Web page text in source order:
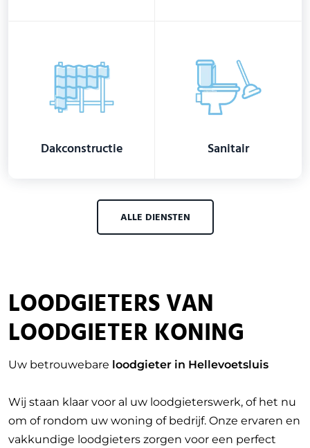
Dakconstructie Sanitair
ALLE DIENSTEN
LOODGIETERS VAN
LOODGIETER KONING
Uw betrouwebare loodgieter in Hellevoetsluis
Wij staan klaar voor al uw loodgieterswerk, of het nu
om of rondom uw woning of bedrijf. Onze ervaren en
vakkundige loodgieters zorgen voor een perfect